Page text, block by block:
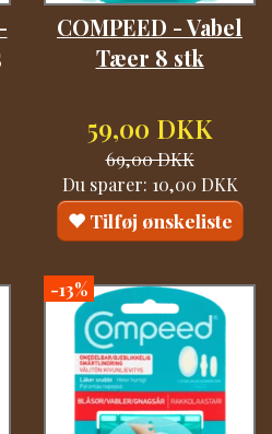
COMPEED - Vabel
Tæer 8 stk
59,00 DKK
69,00 DKK
Du sparer: 10,00 DKK
Tilføj ønskeliste
-13%